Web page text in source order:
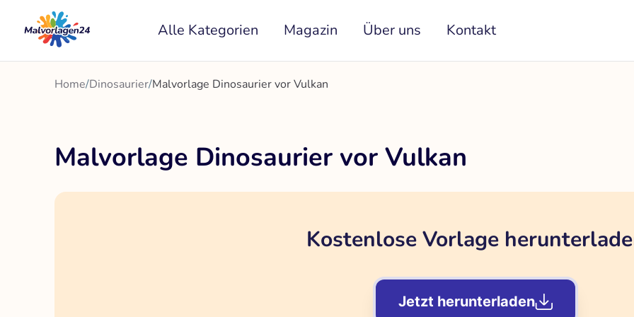
Inhalt
springen
Alle Kategorien Magazin Über uns Kontakt
Home/Dinosaurier/Malvorlage Dinosaurier vor Vulkan
Malvorlage Dinosaurier vor Vulkan
Kostenlose Vorlage
Jetzt herunterladen